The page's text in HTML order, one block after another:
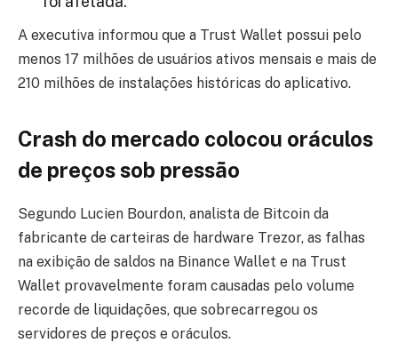
A executiva informou que a Trust Wallet possui pelo
menos 17 milhões de usuários ativos mensais e mais de
210 milhões de instalações históricas do aplicativo.
Crash do mercado colocou oráculos
de preços sob pressão
Segundo Lucien Bourdon, analista de Bitcoin da
fabricante de carteiras de hardware Trezor, as falhas
na exibição de saldos na Binance Wallet e na Trust
Wallet provavelmente foram causadas pelo volume
recorde de liquidações, que sobrecarregou os
servidores de preços e oráculos.